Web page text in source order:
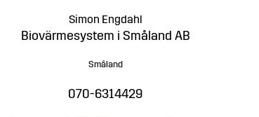
Simon Engdahl
Biovärmesystem i Småland AB
Småland
070-6314429